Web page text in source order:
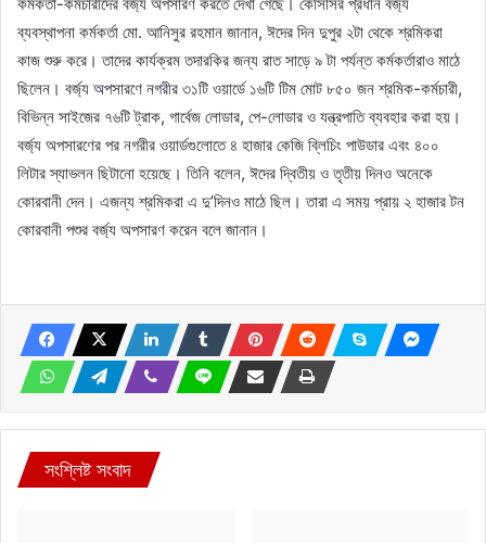
ব্যবস্থাপনা কর্মকর্তা মো. আনিসুর রহমান জানান, ঈদের দিন দুপুর ২টা থেকে শ্রমিকরা
কাজ শুরু করে। তাদের কার্যক্রম তদারকির জন্য রাত সাড়ে ৯ টা পর্যন্ত কর্মকর্তারাও মাঠে
ছিলেন। বর্জ্য অপসারণে নগরীর ৩১টি ওয়ার্ডে ১৬টি টিম মোট ৮৫০ জন শ্রমিক-কর্মচারী,
বিভিন্ন সাইজের ৭৬টি ট্রাক, গার্বেজ লোডার, পে-লোডার ও যন্ত্রপাতি ব্যবহার করা হয়।
বর্জ্য অপসারণের পর নগরীর ওয়ার্ডগুলোতে ৪ হাজার কেজি ব্লিচিং পাউডার এবং ৪০০
লিটার স্যাভলন ছিটানো হয়েছে। তিনি বলেন, ঈদের দ্বিতীয় ও তৃতীয় দিনও অনেকে
কোরবানী দেন। এজন্য শ্রমিকরা এ দু’দিনও মাঠে ছিল। তারা এ সময় প্রায় ২ হাজার টন
কোরবানী পশুর বর্জ্য অপসারণ করেন বলে জানান।
সংশ্লিষ্ট সংবাদ